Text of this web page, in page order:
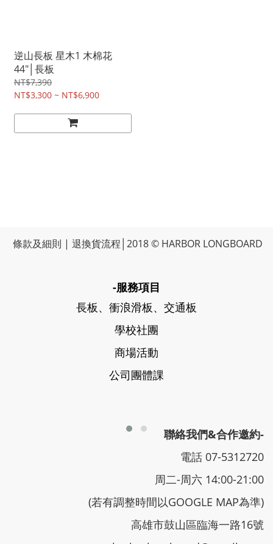
逆山長板 星木1 木棉花
44"│長板
NT$7,390
NT$3,300 ~ NT$6,900
條款及細則 | 退換貨流程 │2018 © HARBOR LONGBOARD
-服務項目
長板、衝浪滑板、交通板
學校社團
商場活動
公司團體課
聯絡我們&合作邀約-
電話 07-5312720
周二-周六 14:00-21:00
(若有調整時間以GOOGLE MAP為準)
高雄市鼓山區臨海一路16號